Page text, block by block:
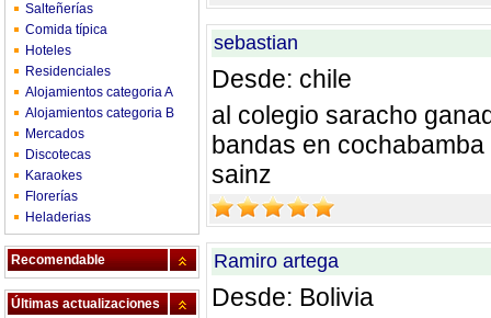
Salteñerías
Comida típica
Hoteles
Residenciales
Alojamientos categoria A
Alojamientos categoria B
Mercados
Discotecas
Karaokes
Florerías
Heladerias
Recomendable
Últimas actualizaciones
sebastian
Desde: chile
al colegio saracho
bandas en
sainz
Ramiro artega
Desde: Bolivia